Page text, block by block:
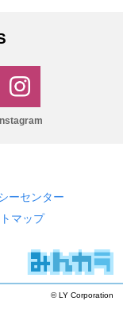
ーセンター
マップ
© LY Corporation